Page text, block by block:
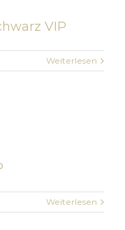
VIP
Weiterlesen
Weiterlesen